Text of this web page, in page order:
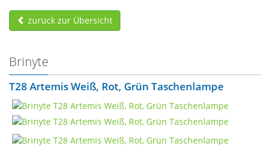
zurück zur Übersicht
Brinyte
T28 Artemis​ Weiß, Rot, Grün Taschenlampe